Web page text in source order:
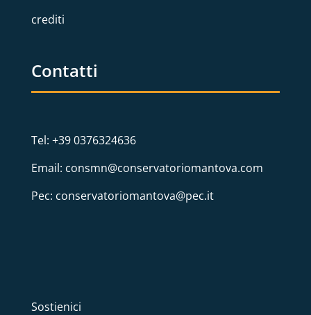
crediti
Contatti
Tel: +39 0376324636
Email: consmn@conservatoriomantova.com
Pec: conservatoriomantova@pec.it
Sostienici